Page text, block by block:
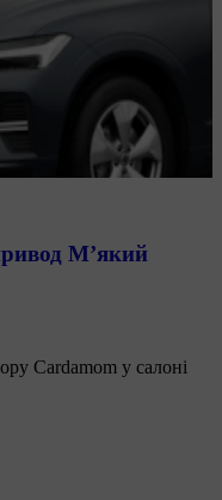
М’який
Cardamom у салоні